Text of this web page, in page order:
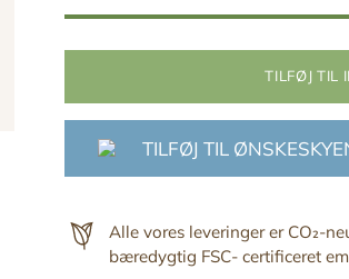
TILFØJ TIL
TILFØJ TIL
Alle vores leveringer er CO₂-
bæredygtig FSC- certificeret